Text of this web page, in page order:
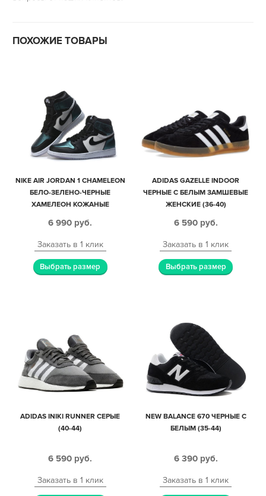
ПОХОЖИЕ ТОВАРЫ
NIKE AIR JORDAN 1 CHAMELEON
БЕЛО-ЗЕЛЕНО-ЧЕРНЫЕ
ХАМЕЛЕОН КОЖАНЫЕ
6 990 руб.
Заказать в 1 клик
Выбрать размер
ADIDAS GAZELLE INDOOR
ЧЕРНЫЕ С БЕЛЫМ ЗАМШЕВЫЕ
ЖЕНСКИЕ (36-40)
6 590 руб.
Заказать в 1 клик
Выбрать размер
ADIDAS INIKI RUNNER СЕРЫЕ
(40-44)
6 590 руб.
Заказать в 1 клик
NEW BALANCE 670 ЧЕРНЫЕ С
БЕЛЫМ (35-44)
6 390 руб.
Заказать в 1 клик